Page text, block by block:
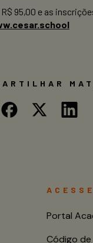
95,00 e as
ACESSE
Portal
Código